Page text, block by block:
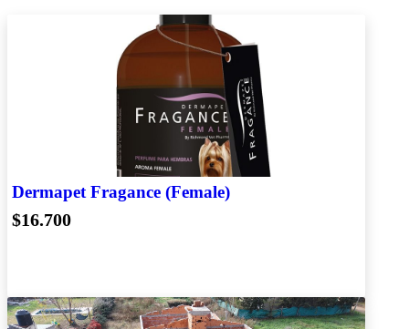
Dermapet Fragance (Female)
$16.700